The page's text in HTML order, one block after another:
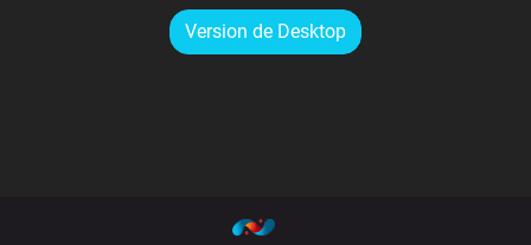
Version de Desktop